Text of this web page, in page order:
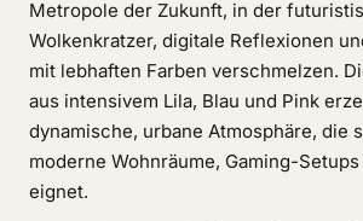
Metropole der Zukunft, in der
Wolkenkratzer, digitale Reflexionen
mit lebhaften Farben verschmelzen.
aus intensivem Lila, Blau und Pink
dynamische, urbane Atmosphäre, die
moderne Wohnräume, Gaming-
eignet.